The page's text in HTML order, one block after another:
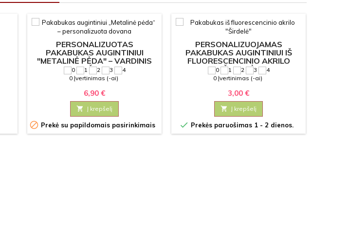
PERSONALIZUOTAS
PAKABUKAS AUGINTINIUI
"METALINĖ PĖDA" – VARDINIS
PAKABUKAS ŠUNIUI AR KATEI
0 Įvertinimas (-ai)
6,90 €
 Į krepšelį
 Prekė su papildomais pasirinkimais
PERSONALIZUOJAMAS
PAKABUKAS AUGINTINIUI IŠ
FLUORESCENCINIO AKRILO
"ŠIRDELĖ"
0 Įvertinimas (-ai)
3,00 €
 Į krepšelį
 Prekės paruošimas 1 - 2 dienos.